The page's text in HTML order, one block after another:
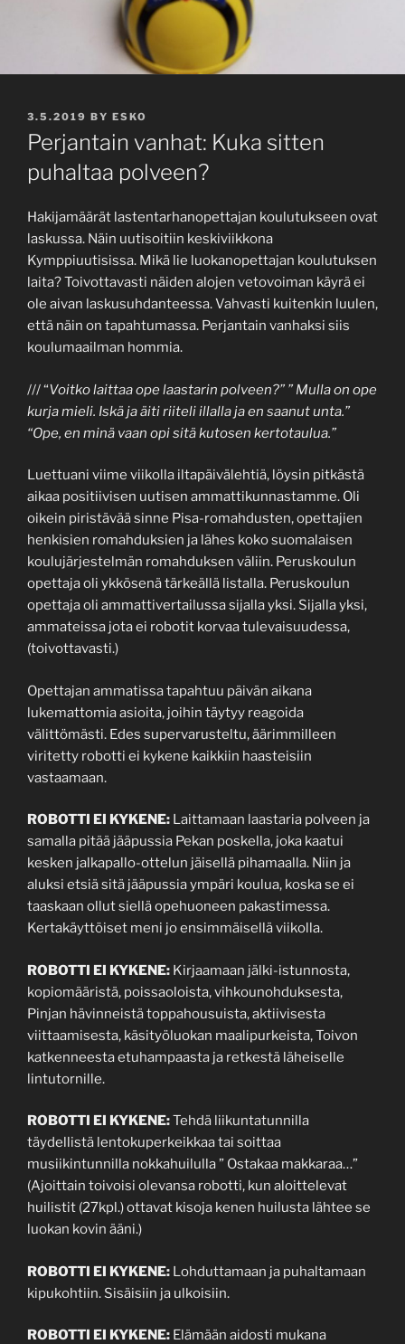
POSTED
ON
3.5.2019 BY ESKO
Perjantain vanhat: Kuka sitten
puhaltaa polveen?
Hakijamäärät lastentarhanopettajan koulutukseen ovat
laskussa. Näin uutisoitiin keskiviikkona
Kymppiuutisissa. Mikä lie luokanopettajan koulutuksen
laita? Toivottavasti näiden alojen vetovoiman käyrä ei
ole aivan laskusuhdanteessa. Vahvasti kuitenkin luulen,
että näin on tapahtumassa. Perjantain vanhaksi siis
koulumaailman hommia.
/// “Voitko laittaa ope laastarin polveen?” ” Mulla on ope
kurja mieli. Iskä ja äiti riiteli illalla ja en saanut unta.”
“Ope, en minä vaan opi sitä kutosen kertotaulua.”
Luettuani viime viikolla iltapäivälehtiä, löysin pitkästä
aikaa positiivisen uutisen ammattikunnastamme. Oli
oikein piristävää sinne Pisa-romahdusten, opettajien
henkisien romahduksien ja lähes koko suomalaisen
koulujärjestelmän romahduksen väliin. Peruskoulun
opettaja oli ykkösenä tärkeällä listalla. Peruskoulun
opettaja oli ammattivertailussa sijalla yksi. Sijalla yksi,
ammateissa jota ei robotit korvaa tulevaisuudessa,
(toivottavasti.)
Opettajan ammatissa tapahtuu päivän aikana
lukemattomia asioita, joihin täytyy reagoida
välittömästi. Edes supervarusteltu, äärimmilleen
viritetty robotti ei kykene kaikkiin haasteisiin
vastaamaan.
ROBOTTI EI KYKENE: Laittamaan laastaria polveen ja
samalla pitää jääpussia Pekan poskella, joka kaatui
kesken jalkapallo-ottelun jäisellä pihamaalla. Niin ja
aluksi etsiä sitä jääpussia ympäri koulua, koska se ei
taaskaan ollut siellä opehuoneen pakastimessa.
Kertakäyttöiset meni jo ensimmäisellä viikolla.
ROBOTTI EI KYKENE: Kirjaamaan jälki-istunnosta,
kopiomääristä, poissaoloista, vihkounohduksesta,
Pinjan hävinneistä toppahousuista, aktiivisesta
viittaamisesta, käsityöluokan maalipurkeista, Toivon
katkenneesta etuhampaasta ja retkestä läheiselle
lintutornille.
ROBOTTI EI KYKENE:Tehdä liikuntatunnilla
täydellistä lentokuperkeikkaa tai soittaa
musiikintunnilla nokkahuilulla ” Ostakaa makkaraa…”
(Ajoittain toivoisi olevansa robotti, kun aloittelevat
huilistit (27kpl.) ottavat kisoja kenen huilusta lähtee se
luokan kovin ääni.)
ROBOTTI EI KYKENE: Lohduttamaan ja puhaltamaan
kipukohtiin. Sisäisiin ja ulkoisiin.
ROBOTTI EI KYKENE: Elämään aidosti mukana